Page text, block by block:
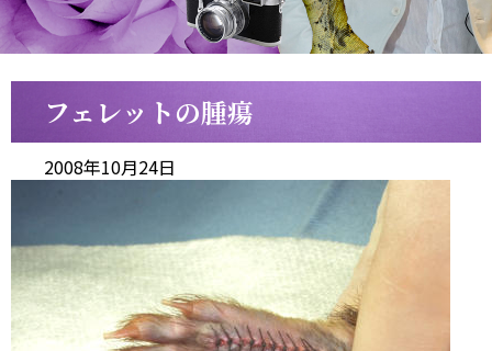
フェレットの腫瘍
2008年10月24日